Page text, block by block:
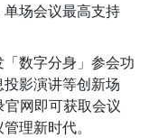
场会议最高支持
数字分身」参会功
影演讲等创新场
网即可获取会议
理新时代。